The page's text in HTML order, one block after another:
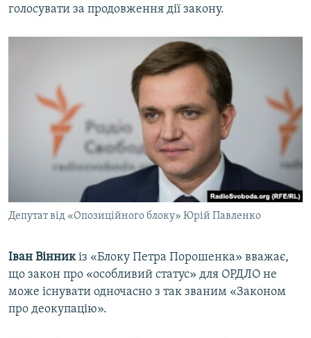
голосувати за продовження дії закону.
Депутат від «Опозиційного блоку» Юрій Павленко
Іван Вінникіз «Блоку Петра Порошенка» вважає,
що закон про «особливий статус» для ОРДЛО не
може існувати одночасно з так званим «Законом
про деокупацію».